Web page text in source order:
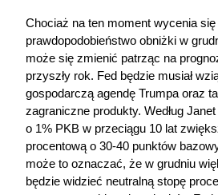
Chociaż na ten moment wycenia się
prawdopodobieństwo obniżki w
może się zmienić patrząc na
przyszły rok. Fed będzie musiał
gospodarczą agendę Trumpa oraz
zagraniczne produkty. Według
o 1% PKB w przeciągu 10 lat
procentową o 30-40 punktów
może to oznaczać, że w grudniu
będzie widzieć neutralną stopę